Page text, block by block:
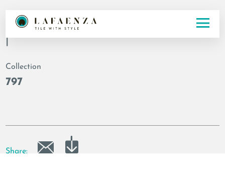
Code
|
Collection
797
Share: